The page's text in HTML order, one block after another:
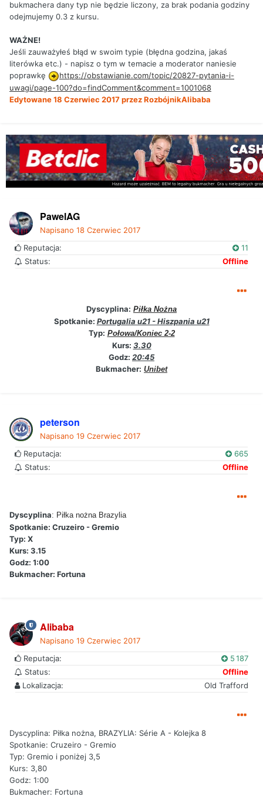
bukmachera dany typ nie będzie liczony, za brak podania godziny
odejmujemy 0.3 z kursu.
WAŻNE!
Jeśli zauważyłeś błąd w swoim typie (błędna godzina, jakaś
literówka etc.) - napisz o tym w temacie a moderator naniesie
poprawkę
https://obstawianie.com/topic/20827-pytania-i-
uwagi/page-100?do=findComment&comment=1001068
Edytowane18 Czerwiec 2017przez RozbójnikAlibaba
PawelAG
Napisano 18 Czerwiec 2017
Reputacja:
11
Status:
Offline
Dyscyplina: Piłka Nożna
Spotkanie: Portugalia u21 - Hiszpania u21
Typ: Połowa/Koniec 2-2
Kurs: 3.30
Godz: 20:45
Bukmacher: Unibet
peterson
Napisano 19 Czerwiec 2017
Reputacja:
665
Status:
Offline
Dyscyplina: Piłka nożna Brazylia
Spotkanie: Cruzeiro - Gremio
Typ: X
Kurs: 3.15
Godz: 1:00
Bukmacher: Fortuna
Alibaba
Napisano 19 Czerwiec 2017
Reputacja:
5 187
Status:
Offline
Lokalizacja:
Old Trafford
Dyscyplina: Piłka nożna, BRAZYLIA: Série A - Kolejka 8
Spotkanie: Cruzeiro - Gremio
Typ: Gremio i poniżej 3,5
Kurs: 3,80
Godz: 1:00
Bukmacher: Fortuna